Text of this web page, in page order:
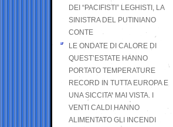
DEI “PACIFISTI” LEGHISTI, LA
SINISTRA DEL PUTINIANO
CONTE
LE ONDATE DI CALORE DI
QUEST’ESTATE HANNO
PORTATO TEMPERATURE
RECORD IN TUTTA EUROPA E
UNA SICCITA’ MAI VISTA. I
VENTI CALDI HANNO
ALIMENTATO GLI INCENDI